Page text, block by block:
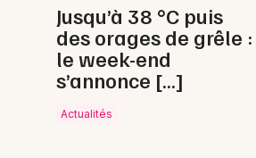
Actus à
Jusqu’à 38 °C puis
des orages de grêle :
le week-end
s’annonce […]
Actualités